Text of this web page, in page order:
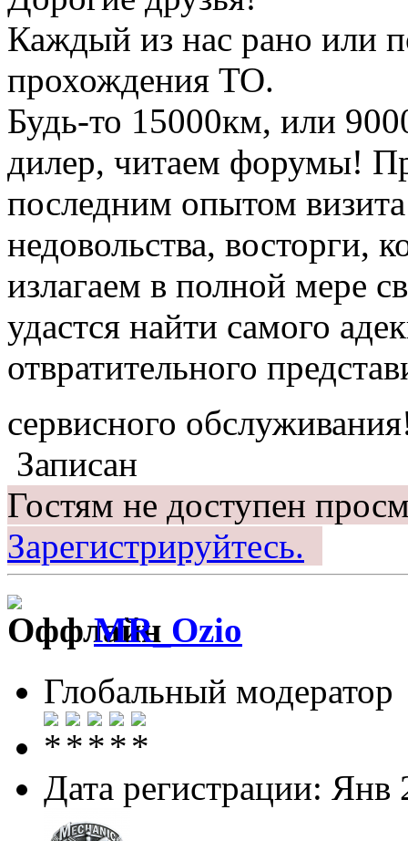
Каждый из нас рано или
прохождения ТО.
Будь-то 15000км, или
дилер, читаем форумы!
последним опытом
недовольства, восторги,
излагаем в полной мере
удастся найти самого
отвратительного
сервисного
Записан
Гостям не доступен
Зарегистрируйтесь.
MR_Ozio
Глобальный модератор
Дата регистрации: Янв